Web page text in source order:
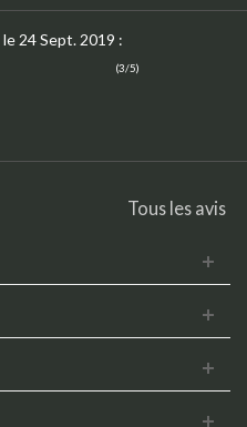
le 24 Sept. 2019 :
(3/5)
Tous les avis